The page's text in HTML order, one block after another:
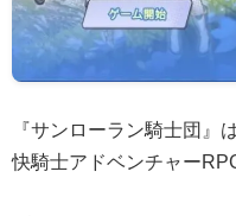
『サンローラン騎士団』
快騎士アドベンチャー